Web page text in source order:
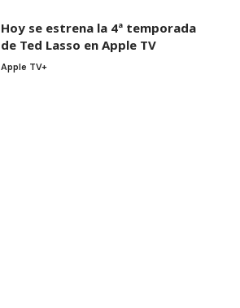
Hoy se estrena la 4ª temporada
de Ted Lasso en Apple TV
Apple TV+